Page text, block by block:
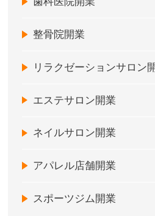
整骨院開業
リラクゼーションサロン
エステサロン開業
ネイルサロン開業
アパレル店舗開業
スポーツジム開業